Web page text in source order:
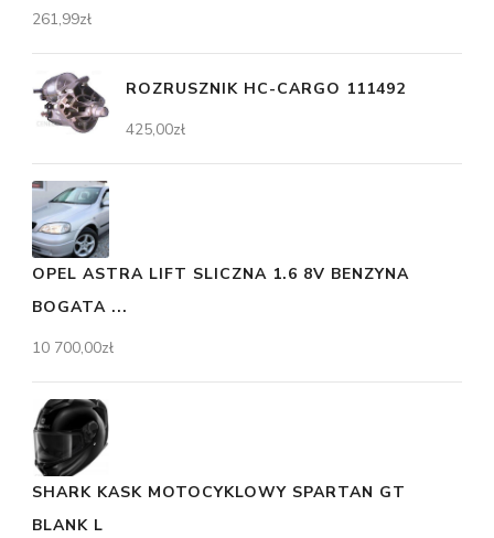
261,99zł
ROZRUSZNIK HC-CARGO 111492
425,00zł
OPEL ASTRA LIFT SLICZNA 1.6 8V BENZYNA
BOGATA ...
10 700,00zł
SHARK KASK MOTOCYKLOWY SPARTAN GT
BLANK L